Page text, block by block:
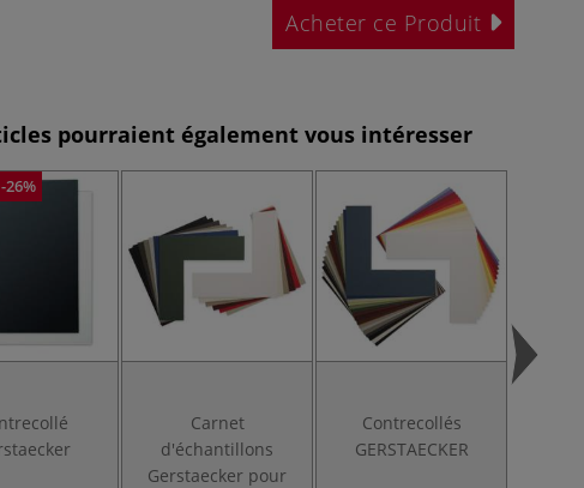
Acheter ce Produit
pourraient également vous intéresser
26%
Carnet
d'échantillons
Gerstaecker pour
Contrecollés
GERSTAECKER